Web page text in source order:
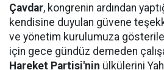
Çavdar, kongrenin ardından
kendisine duyulan güvene
ve yönetim kurulumuza
için gece gündüz demeden
Hareket Partisi'nin ülkülerini